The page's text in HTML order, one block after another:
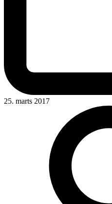
25. marts 2017